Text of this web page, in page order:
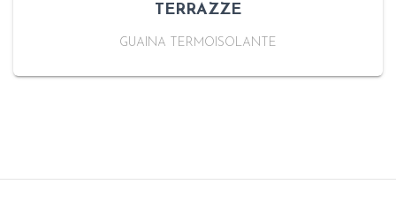
TERRAZZE
GUAINA TERMOISOLANTE